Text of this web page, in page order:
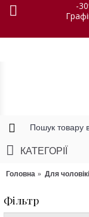
-
КАТЕГОРІЇ
Головна Для
Фільтр